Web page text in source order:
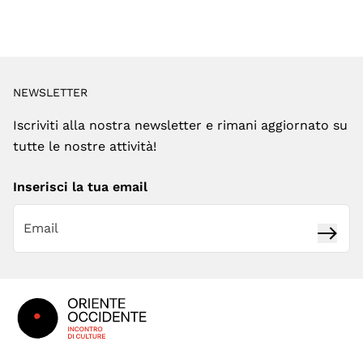
NEWSLETTER
Iscriviti alla nostra newsletter e rimani aggiornato su
tutte le nostre attività!
Inserisci la tua email